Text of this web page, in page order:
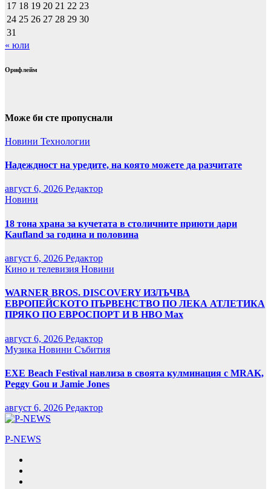
17 18 19 20 21 22 23
24 25 26 27 28 29 30
31
« юли
Орифлейм
Може би сте пропуснали
Новини Технологии
Надеждност на уредите, на която можете да разчитате
август 6, 2026 Редактор
Новини
18 тона храна за кучетата в столичните приюти дари
Kaufland за година и половина
август 6, 2026 Редактор
Кино и телевизия Новини
WARNER BROS. DISCOVERY ИЗЛЪЧВА
ЕВРОПЕЙСКОТО ПЪРВЕНСТВО ПО ЛЕКА АТЛЕТИКА
ПРЯКО ПО ЕВРОСПОРТ И В НВО Мах
август 6, 2026 Редактор
Музика Новини Събития
EXE Beach Festival навлиза в своята кулминация с MRAK,
Peggy Gou и Jamie Jones
август 6, 2026 Редактор
P-NEWS